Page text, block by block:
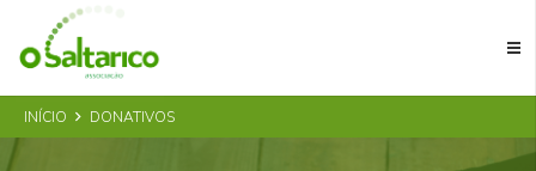
INÍCIO DONATIVOS